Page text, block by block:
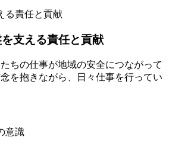
支える責任と貢献
ちの仕事が地域の安全につながって
を抱きながら、日々仕事を行ってい